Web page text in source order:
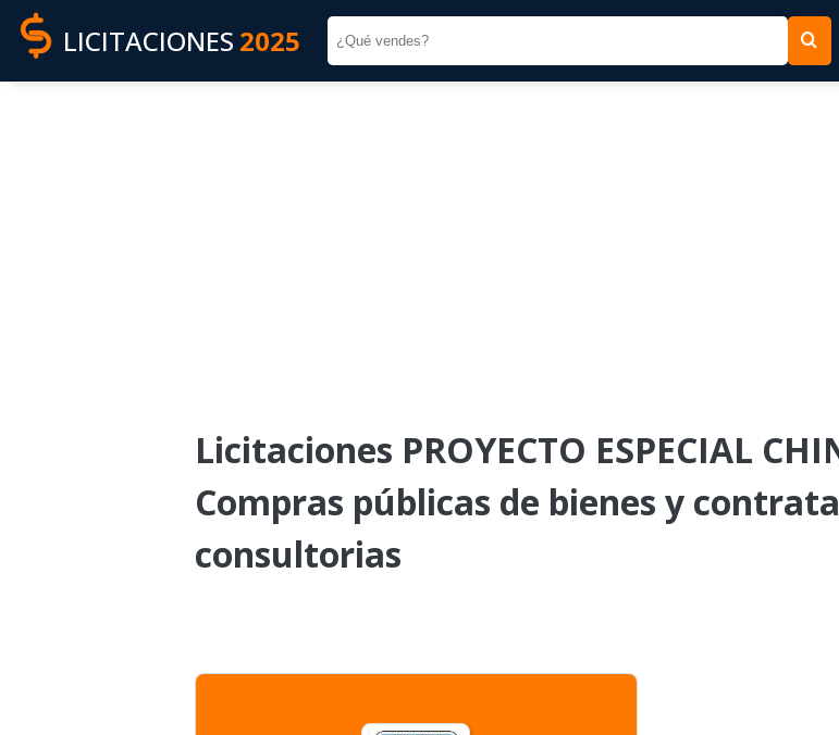
LICITACIONES 2025
Licitaciones PROYECTO ESPECIAL
Compras públicas de bienes y
consultorias